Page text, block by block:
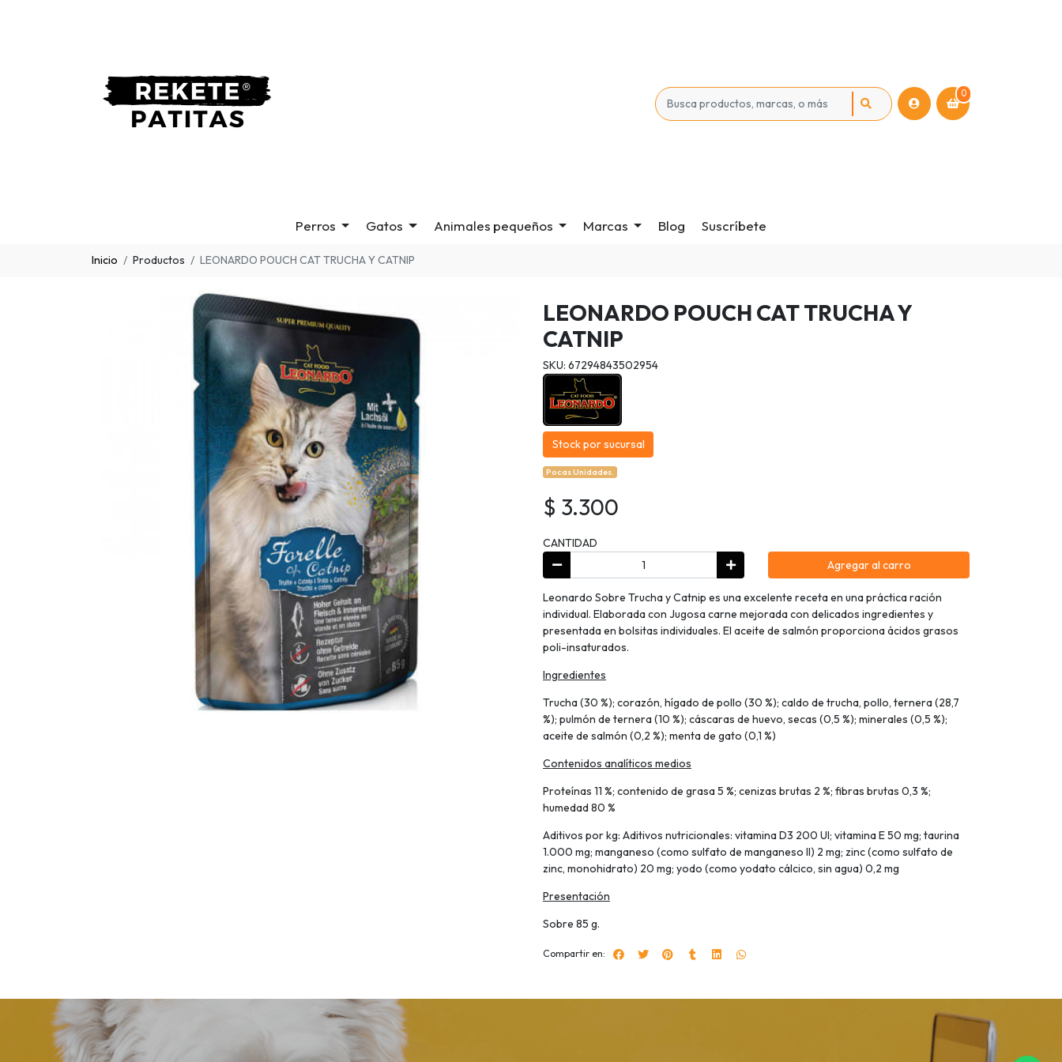
0
Perros Gatos Animales pequeños Marcas Blog Suscríbete
Inicio Productos LEONARDO POUCH CAT TRUCHA Y CATNIP
LEONARDO POUCH CAT TRUCHA Y
CATNIP
SKU: 67294843502954
Stock por sucursal
Pocas Unidades.
$ 3.300
CANTIDAD
Agregar al carro
Leonardo Sobre Trucha y Catnip es una excelente receta en una práctica ración
individual. Elaborada con Jugosa carne mejorada con delicados ingredientes y
presentada en bolsitas individuales. El aceite de salmón proporciona ácidos grasos
poli-insaturados.
Ingredientes
Trucha (30 %); corazón, hígado de pollo (30 %); caldo de trucha, pollo, ternera (28,7
%); pulmón de ternera (10 %); cáscaras de huevo, secas (0,5 %); minerales (0,5 %);
aceite de salmón (0,2 %); menta de gato (0,1 %)
Contenidos analíticos medios
Proteínas 11 %; contenido de grasa 5 %; cenizas brutas 2 %; fibras brutas 0,3 %;
humedad 80 %
Aditivos por kg: Aditivos nutricionales: vitamina D3 200 UI; vitamina E 50 mg; taurina
1.000 mg; manganeso (como sulfato de manganeso II) 2 mg; zinc (como sulfato de
zinc, monohidrato) 20 mg; yodo (como yodato cálcico, sin agua) 0,2 mg
Presentación
Sobre 85 g.
Compartir en: